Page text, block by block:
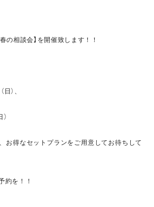
の相談会】を開催致します！！
）、
お得なセットプランをご用意してお待ちして
約を！！